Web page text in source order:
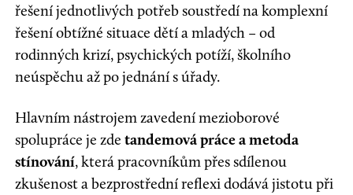
řešení jednotlivých potřeb soustředí na komplexní
řešení obtížné situace dětí a mladých – od
rodinných krizí, psychických potíží, školního
neúspěchu až po jednání s úřady.
Hlavním nástrojem zavedení mezioborové
spolupráce je zdetandemová práce a metoda
stínování, která pracovníkům přes sdílenou
zkušenost a bezprostřední reflexi dodává jistotu při